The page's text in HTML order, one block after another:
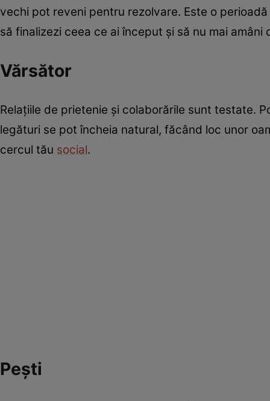
vechi pot reveni pentru rezolvare. Este o
să finalizezi ceea ce ai început și să nu mai amâni
Vărsător
Relațiile de prietenie și colaborările sunt testate.
legături se pot încheia natural, făcând loc unor
cercul tău social.
Pești